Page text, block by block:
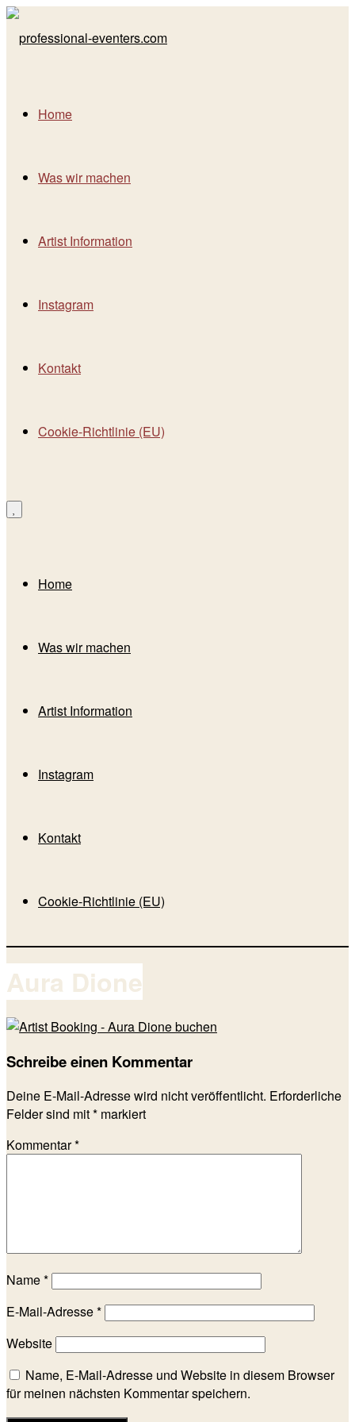
Home
Was wir machen
Artist Information
Instagram
Kontakt
Cookie-Richtlinie (EU)
Home
Was wir machen
Artist Information
Instagram
Kontakt
Cookie-Richtlinie (EU)
Aura Dione
Schreibe einen Kommentar
Deine E-Mail-Adresse wird nicht veröffentlicht. Erforderliche
Felder sind mit* markiert
Kommentar*
Name*
E-Mail-Adresse*
Website
Name, E-Mail-Adresse und Website in diesem Browser
für meinen nächsten Kommentar speichern.